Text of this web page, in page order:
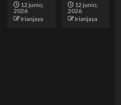
12 junio,
2026
Irianjaya
12 junio,
2026
Irianjaya